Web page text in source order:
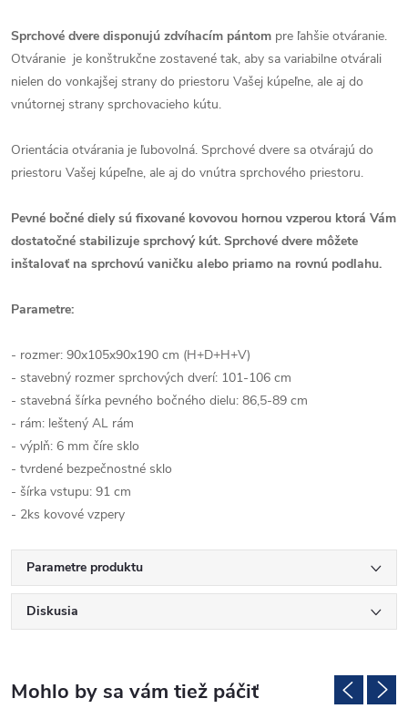
Sprchové dvere disponujú zdvíhacím pántom pre ľahšie otváranie.
Otváranie je konštrukčne zostavené tak, aby sa variabilne otvárali
nielen do vonkajšej strany do priestoru Vašej kúpeľne, ale aj do
vnútornej strany sprchovacieho kútu.
Orientácia otvárania je ľubovolná. Sprchové dvere sa otvárajú do
priestoru Vašej kúpeľne, ale aj do vnútra sprchového priestoru.
Pevné bočné diely sú fixované kovovou hornou vzperou ktorá Vám
dostatočné stabilizuje sprchový kút. Sprchové dvere môžete
inštalovať na sprchovú vaničku alebo priamo na rovnú podlahu.
Parametre:
- rozmer: 90x105x90x190 cm (H+D+H+V)
- stavebný rozmer sprchových dverí: 101-106 cm
- stavebná šírka pevného bočného dielu: 86,5-89 cm
- rám: leštený AL rám
- výplň: 6 mm číre sklo
- tvrdené bezpečnostné sklo
- šírka vstupu: 91 cm
- 2ks kovové vzpery
Parametre produktu
Diskusia